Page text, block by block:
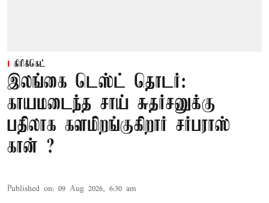
கிரிக்கெட்
இலங்கை டெஸ்ட் தொடர்:
காயமடைந்த சாய் சுதர்சனுக்கு
பதிலாக களமிறங்குகிறார் சர்பராஸ்
கான் ?
Published on: 09 Aug 2026, 6:30 am